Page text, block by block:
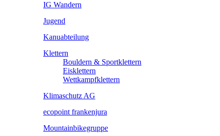
IG Wandern
Jugend
Kanuabteilung
Klettern
Bouldern & Sportklettern
Eisklettern
Wettkampfklettern
Klimaschutz AG
ecopoint frankenjura
Mountainbikegruppe